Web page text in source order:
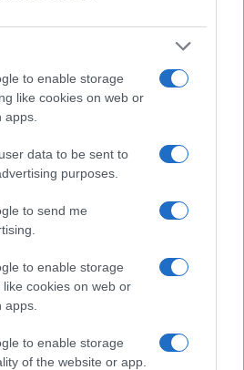
to enable storage
like cookies on web or
data to be sent to
purposes.
to send me
to enable storage
cookies on web or
to enable storage
of the website or app.